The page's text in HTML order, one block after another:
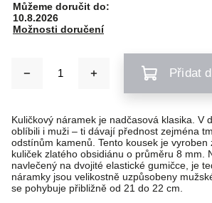
Můžeme doručit do:
10.8.2026
Možnosti doručení
Přidat
Kuličkový náramek je nadčasová klasika. V
oblíbili i muži – ti dávají přednost zejména
odstínům kamenů. Tento kousek je vyroben
kuliček zlatého obsidiánu o průměru 8 mm.
navlečený na dvojité elastické gumičce, je
náramky jsou velikostně uzpůsobeny
se pohybuje přibližně od 21 do 22 cm.